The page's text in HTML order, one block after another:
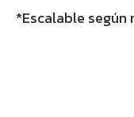
*Escalable según